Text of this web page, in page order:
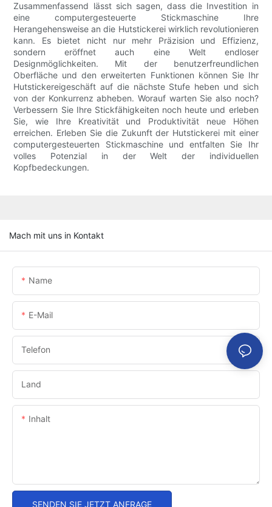
Zusammenfassend lässt sich sagen, dass die Investition in
eine computergesteuerte Stickmaschine Ihre
Herangehensweise an die Hutstickerei wirklich revolutionieren
kann. Es bietet nicht nur mehr Präzision und Effizienz,
sondern eröffnet auch eine Welt endloser
Designmöglichkeiten. Mit der benutzerfreundlichen
Oberfläche und den erweiterten Funktionen können Sie Ihr
Hutstickereigeschäft auf die nächste Stufe heben und sich
von der Konkurrenz abheben. Worauf warten Sie also noch?
Verbessern Sie Ihre Stickfähigkeiten noch heute und erleben
Sie, wie Ihre Kreativität und Produktivität neue Höhen
erreichen. Erleben Sie die Zukunft der Hutstickerei mit einer
computergesteuerten Stickmaschine und entfalten Sie Ihr
volles Potenzial in der Welt der individuellen
Kopfbedeckungen.
Mach mit uns in Kontakt
Name
E-Mail
Telefon
Land
Inhalt
SENDEN SIE JETZT ANFRAGE